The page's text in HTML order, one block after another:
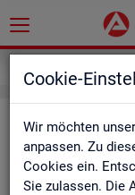
Cookie-
Wir möchten
anpassen. Zu
Cookies ein.
Sie zulassen. Die
Sta­tis­ti­ken